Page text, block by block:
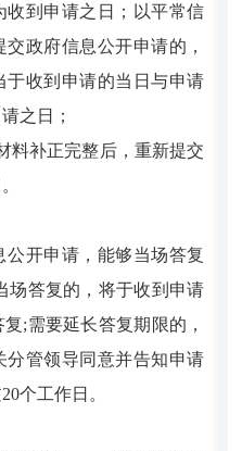
收到申请之日；以平常信
政府信息公开申请的，
于收到申请的当日与申请
之日；
料补正完整后，重新提交
开申请，能够当场答复
场答复的，将于收到申请
;需要延长答复期限的，
分管领导同意并告知申请
个工作日。